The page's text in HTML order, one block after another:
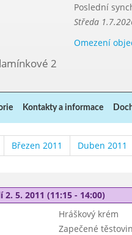
Poslední
Středa
Omezení
2
Kontakty a informace
Březen 2011 Duben 2011
2. 5. 2011 (11:15 - 14:00)
Hráškový krém
Zapečené